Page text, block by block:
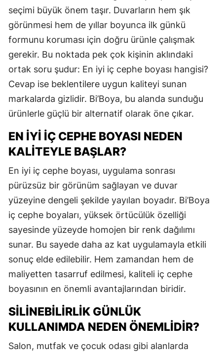
seçimi büyük önem taşır. Duvarların hem şık
görünmesi hem de yıllar boyunca ilk günkü
formunu koruması için doğru ürünle çalışmak
gerekir. Bu noktada pek çok kişinin aklındaki
ortak soru şudur: En iyi iç cephe boyası hangisi?
Cevap ise beklentilere uygun kaliteyi sunan
markalarda gizlidir. Bi’Boya, bu alanda sunduğu
ürünlerle güçlü bir alternatif olarak öne çıkar.
EN İYI İÇ CEPHE BOYASI NEDEN
KALITEYLE BAŞLAR?
En iyi iç cephe boyası, uygulama sonrası
pürüzsüz bir görünüm sağlayan ve duvar
yüzeyine dengeli şekilde yayılan boyadır. Bi’Boya
iç cephe boyaları, yüksek örtücülük özelliği
sayesinde yüzeyde homojen bir renk dağılımı
sunar. Bu sayede daha az kat uygulamayla etkili
sonuç elde edilebilir. Hem zamandan hem de
maliyetten tasarruf edilmesi, kaliteli iç cephe
boyasının en önemli avantajlarından biridir.
SILINEBILIRLIK GÜNLÜK
KULLANIMDA NEDEN ÖNEMLIDIR?
Salon, mutfak ve çocuk odası gibi alanlarda